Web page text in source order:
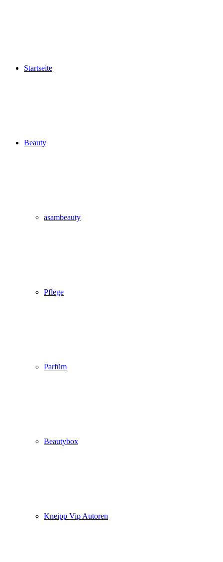
Startseite
Beauty
asambeauty
Pflege
Parfüm
Beautybox
Kneipp Vip Autoren